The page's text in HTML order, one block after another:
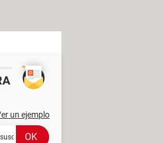
un ejemplo